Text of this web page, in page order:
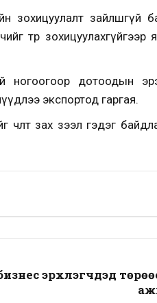
зохицуулалт зайлшгүй
төр зохицуулахгүйгээр
ногоогоор дотоодын
экспортод гаргая.
зах зээл гэдэг
эрхлэгчдэд төрөөс